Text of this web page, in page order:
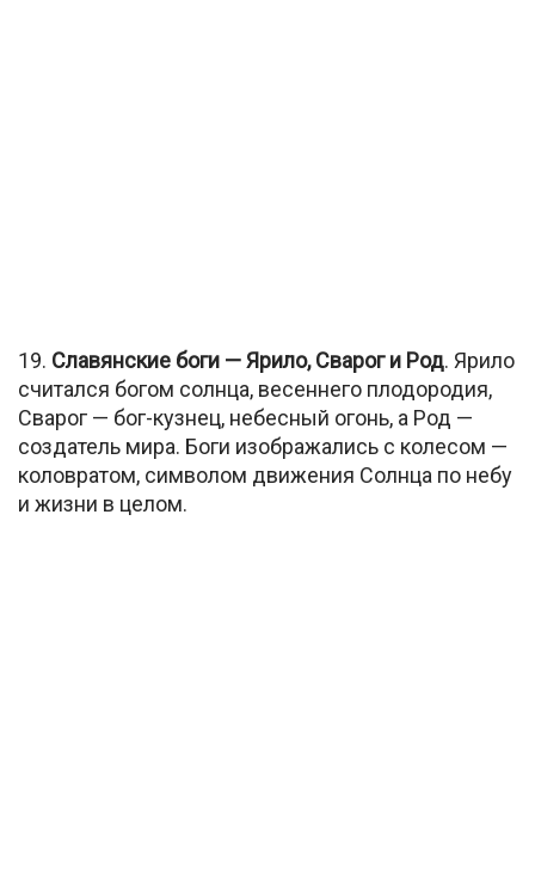
19. Славянские боги — Ярило, Сварог и Род. Ярило
считался богом солнца, весеннего плодородия,
Сварог — бог-кузнец, небесный огонь, а Род —
создатель мира. Боги изображались с колесом —
коловратом, символом движения Солнца по небу
и жизни в целом.